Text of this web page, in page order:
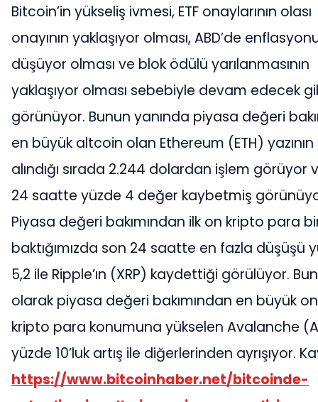
Bitcoin’in yükseliş ivmesi, ETF onaylarının olası
onayının yaklaşıyor olması, ABD’de
düşüyor olması ve blok ödülü yarılanmasının
yaklaşıyor olması sebebiyle devam edecek
görünüyor. Bunun yanında piyasa değeri
en büyük altcoin olan Ethereum (ETH)
alındığı sırada 2.244 dolardan işlem görüyor
24 saatte yüzde 4 değer kaybetmiş
Piyasa değeri bakımından ilk on kripto para
baktığımızda son 24 saatte en fazla düşüşü
5,2 ile Ripple’ın (XRP) kaydettiği görülüyor.
olarak piyasa değeri bakımından en büyük
kripto para konumuna yükselen Avalanche
yüzde 10’luk artış ile diğerlerinden ayrışıyor.
https://www.bitcoinhaber.net/bitcoinde-